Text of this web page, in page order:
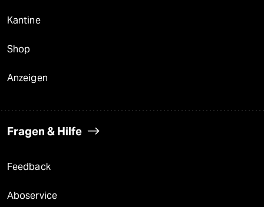
Kantine
Shop
Anzeigen
Fragen & Hilfe
Feedback
Aboservice